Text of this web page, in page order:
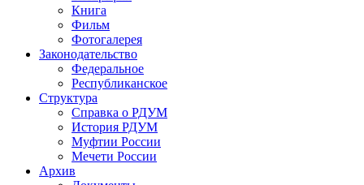
Книга
Фильм
Фотогалерея
Законодательство
Федеральное
Республиканское
Структура
Справка о РДУМ
История РДУМ
Муфтии России
Мечети России
Архив